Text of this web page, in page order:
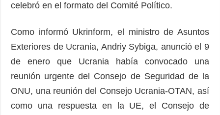
celebró en el formato del Comité Político.
Como informó Ukrinform, el ministro de Asuntos
Exteriores de Ucrania, Andriy Sybiga, anunció el 9
de enero que Ucrania había convocado una
reunión urgente del Consejo de Seguridad de la
ONU, una reunión del Consejo Ucrania-OTAN, así
como una respuesta en la UE, el Consejo de